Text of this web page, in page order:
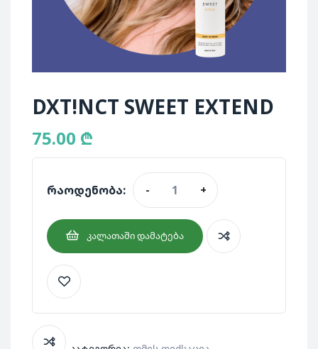
DXT!NCT SWEET EXTEND
75.00 ₾
რაოდენობა: - +
ᲙᲐᲚᲐᲗᲐᲨᲘ ᲓᲐᲛᲐᲢᲔᲑᲐ